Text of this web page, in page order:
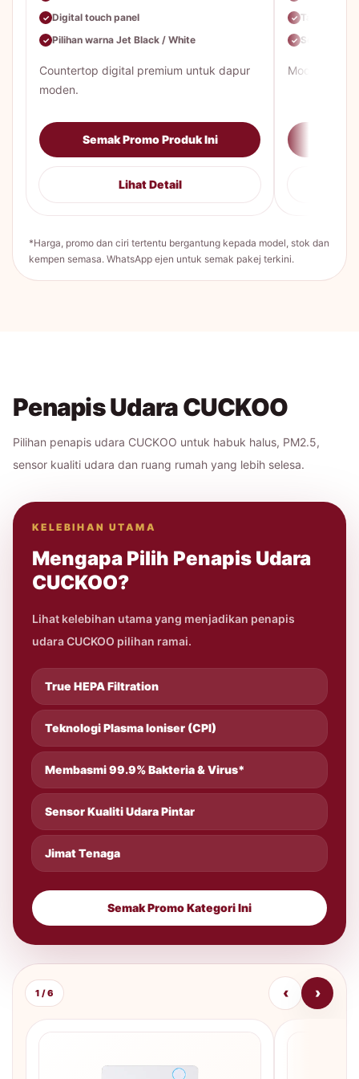
✓ Digital touch panel
✓ Pilihan warna Jet Black / White
Countertop digital premium untuk dapur
moden.
Semak Promo Produk Ini
Lihat Detail
✓ Tangki
✓ Servis &
Model
*Harga, promo dan ciri tertentu bergantung kepada model, stok dan
kempen semasa. WhatsApp ejen untuk semak pakej terkini.
Penapis Udara CUCKOO
Pilihan penapis udara CUCKOO untuk habuk halus, PM2.5,
sensor kualiti udara dan ruang rumah yang lebih selesa.
KELEBIHAN UTAMA
Mengapa Pilih Penapis Udara
CUCKOO?
Lihat kelebihan utama yang menjadikan penapis
udara CUCKOO pilihan ramai.
True HEPA Filtration
Teknologi Plasma Ioniser (CPI)
Membasmi 99.9% Bakteria & Virus*
Sensor Kualiti Udara Pintar
Jimat Tenaga
Semak Promo Kategori Ini
1 / 6 ‹ ›